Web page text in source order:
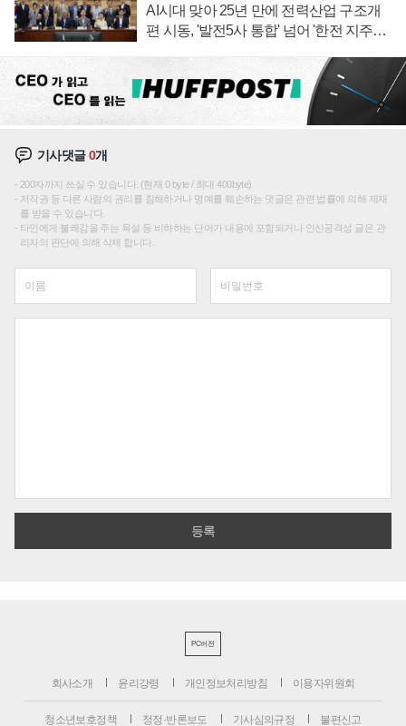
AI시대 맞아 25년 만에 전력산업 구조개
편 시동, '발전5사 통합' 넘어 '한전 지주사'
기사댓글0개
200자까지 쓰실 수 있습니다. (현재 0 byte / 최대 400byte)
저작권 등 다른 사람의 권리를 침해하거나 명예를 훼손하는 댓글은 관련 법률에 의해 제재
를 받을 수 있습니다.
타인에게 불쾌감을 주는 욕설 등 비하하는 단어가 내용에 포함되거나 인신공격성 글은 관
리자의 판단에 의해 삭제 합니다.
PC버전
회사소개 윤리강령 개인정보처리방침 이용자위원회
청소년보호정책 정정·반론보도 기사심의규정 불편신고